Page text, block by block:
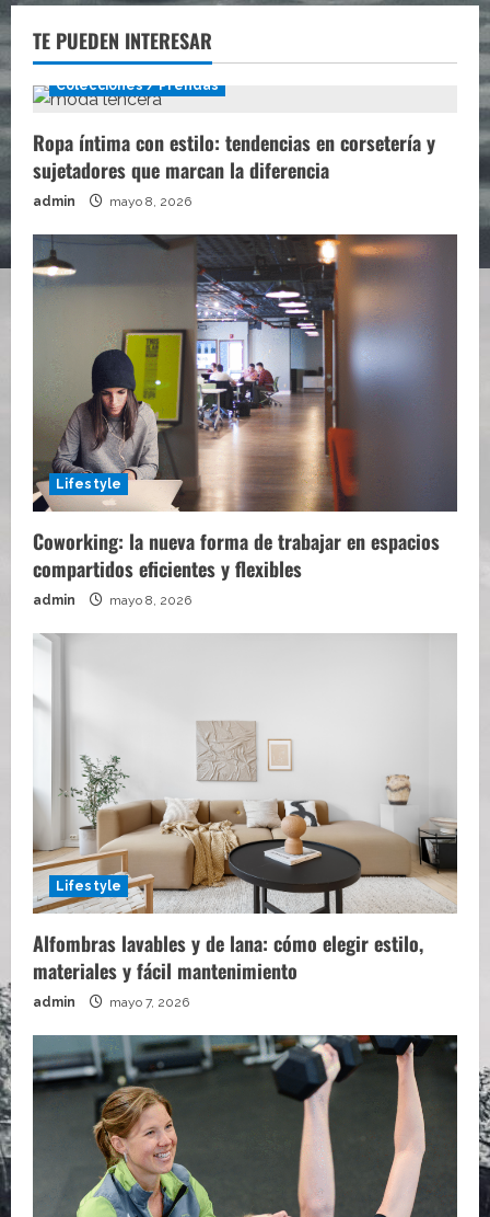
TE PUEDEN INTERESAR
Colecciones / Prendas
Ropa íntima con estilo: tendencias en corsetería y
sujetadores que marcan la diferencia
admin mayo 8, 2026
Lifestyle
Coworking: la nueva forma de trabajar en espacios
compartidos eficientes y flexibles
admin mayo 8, 2026
Lifestyle
Alfombras lavables y de lana: cómo elegir estilo,
materiales y fácil mantenimiento
admin mayo 7, 2026